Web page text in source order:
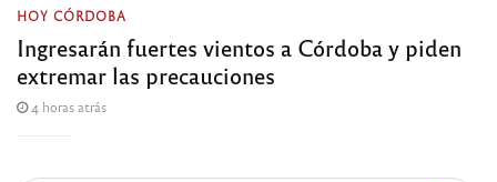
HOY CÓRDOBA
Ingresarán fuertes vientos a Córdoba y piden
extremar las precauciones
4 horas atrás